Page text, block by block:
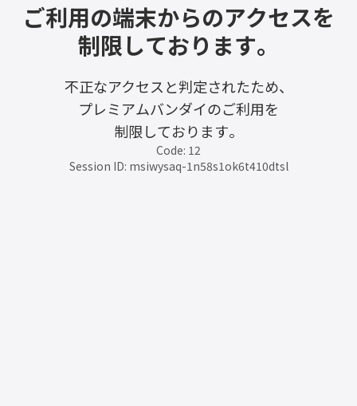
ご利用の端末からのアクセスを
制限しております。
不正なアクセスと判定されたため、
プレミアムバンダイのご利用を
制限しております。
Code: 12
Session ID: msiwysaq-1n58s1ok6t410dtsl